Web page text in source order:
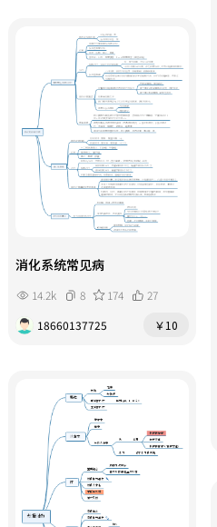
消化系统常见病
14.2k 8 174
27
18660137725
￥10